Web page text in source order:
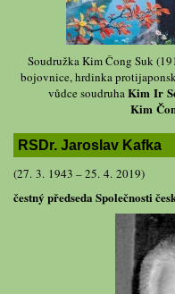
Soudružka Kim Čong Suk
bojovnice, hrdinka
vůdce soudruhaKim Ir
Kim
RSDr. Jaroslav Kafka
(27. 3. 1943 – 25. 4. 2019)
čestný předseda Společnosti